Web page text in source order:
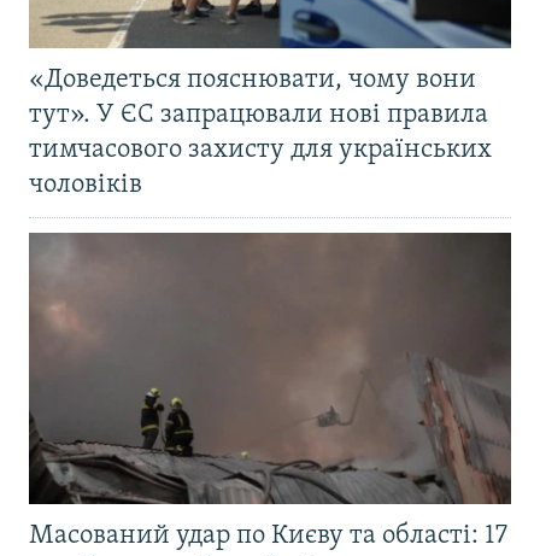
«Доведеться пояснювати, чому вони
тут». У ЄС запрацювали нові правила
тимчасового захисту для українських
чоловіків
Масований удар по Києву та області: 17